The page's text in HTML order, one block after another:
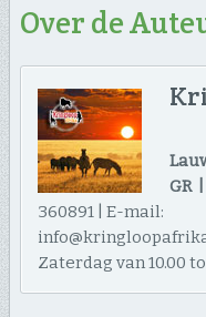
Over de
GR
360891 | E-mail:
Zaterdag van 10.00